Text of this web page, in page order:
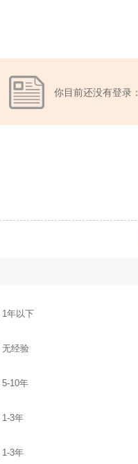
你目前还没有登录：
年以下
无经验
10年
3年
3年